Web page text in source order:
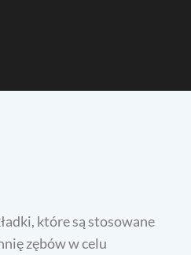
które są stosowane
zębów w celu